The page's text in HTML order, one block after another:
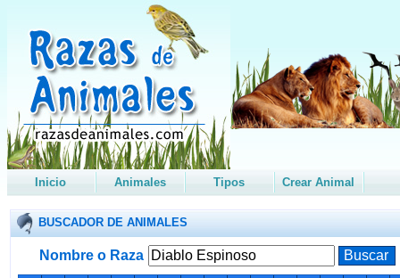
Inicio Animales Tipos Crear Animal
BUSCADOR DE ANIMALES
Nombre o Raza